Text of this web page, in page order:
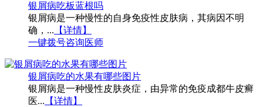
银屑病吃板蓝根吗
银屑病是一种慢性的自身免疫性皮肤病，其病因不明
确，... 【详情】
一键拨号咨询医师
银屑病吃的水果有哪些图片
银屑病是一种慢性皮肤炎症，由异常的免疫成都牛皮癣
医... 【详情】